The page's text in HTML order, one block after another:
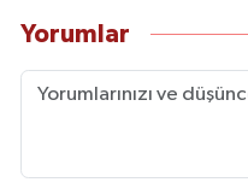
Yorumlar